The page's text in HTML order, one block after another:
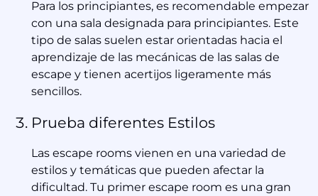
Para los principiantes, es recomendable empezar
con una sala designada para principiantes. Este
tipo de salas suelen estar orientadas hacia el
aprendizaje de las mecánicas de las salas de
escape y tienen acertijos ligeramente más
sencillos.
Prueba diferentes Estilos
Las escape rooms vienen en una variedad de
estilos y temáticas que pueden afectar la
dificultad. Tu primer escape room es una gran